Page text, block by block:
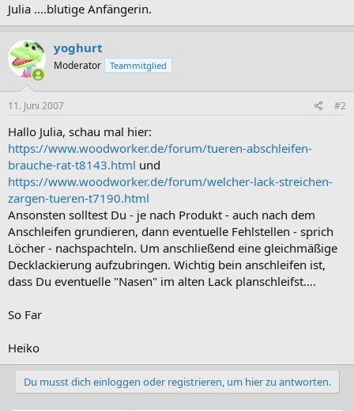
Julia ....blutige Anfängerin.
yoghurt
Moderator Teammitglied
11. Juni 2007 #2
Hallo Julia, schau mal hier:
https://www.woodworker.de/forum/tueren-abschleifen-
brauche-rat-t8143.html und
https://www.woodworker.de/forum/welcher-lack-streichen-
zargen-tueren-t7190.html
Ansonsten solltest Du - je nach Produkt - auch nach dem
Anschleifen grundieren, dann eventuelle Fehlstellen - sprich
Löcher - nachspachteln. Um anschließend eine gleichmäßige
Decklackierung aufzubringen. Wichtig bein anschleifen ist,
dass Du eventuelle "Nasen" im alten Lack planschleifst....
So Far
Heiko
Du musst dich einloggen oder registrieren, um hier zu antworten.